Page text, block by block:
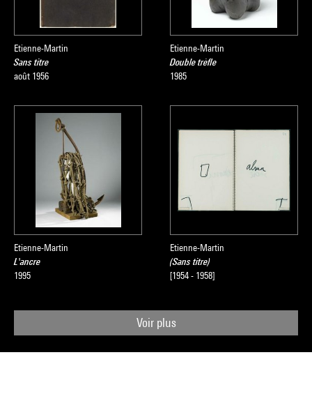
Etienne-Martin
Sans titre
août 1956
Etienne-Martin
Double trèfle
1985
Etienne-Martin
L'ancre
1995
Etienne-Martin
(Sans titre)
[1954 - 1958]
Voir plus